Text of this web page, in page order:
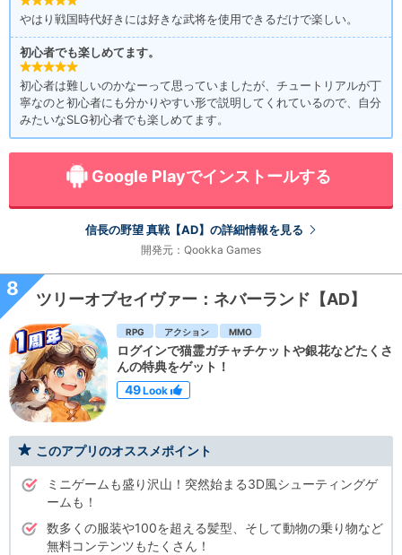
やはり戦国時代好きには好きな武将を使用できるだけで楽しい。
初心者でも楽しめてます。
初心者は難しいのかなーって思っていましたが、チュートリアルが丁
寧なのと初心者にも分かりやすい形で説明してくれているので、自分
みたいなSLG初心者でも楽しめてます。
Google Playでインストールする
信長の野望 真戦【AD】の詳細情報を見る
開発元：Qookka Games
8 ツリーオブセイヴァー：ネバーランド【AD】
RPG アクション MMO
ログインで猫霊ガチャチケットや銀花などたくさ
んの特典をゲット！
49Look
このアプリのオススメポイント
ミニゲームも盛り沢山！突然始まる3D風シューティングゲ
ームも！
数多くの服装や100を超える髪型、そして動物の乗り物など
無料コンテンツもたくさん！